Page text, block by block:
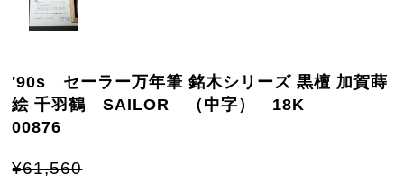
'90s セーラー万年筆 銘木シリーズ 黒檀 加賀蒔
絵 千羽鶴 SAILOR （中字） 18K
00876
¥61,560